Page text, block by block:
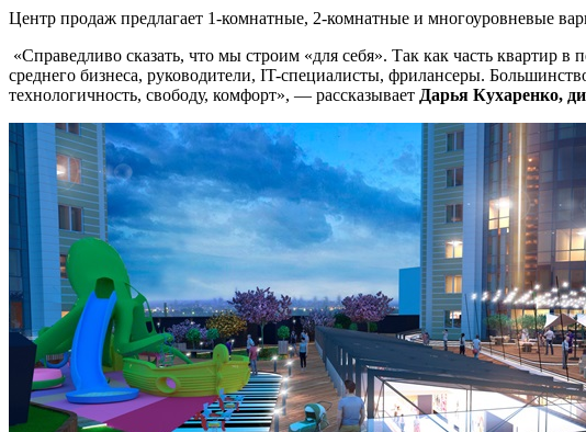
Центр продаж предлагает 1-комнатные, 2-комнатные и многоуровневые
«Справедливо сказать, что мы строим «для себя». Так как часть
среднего бизнеса, руководители, IT-специалисты, фрилансеры.
технологичность, свободу, комфорт», — рассказывает Дарья Кухаренко,